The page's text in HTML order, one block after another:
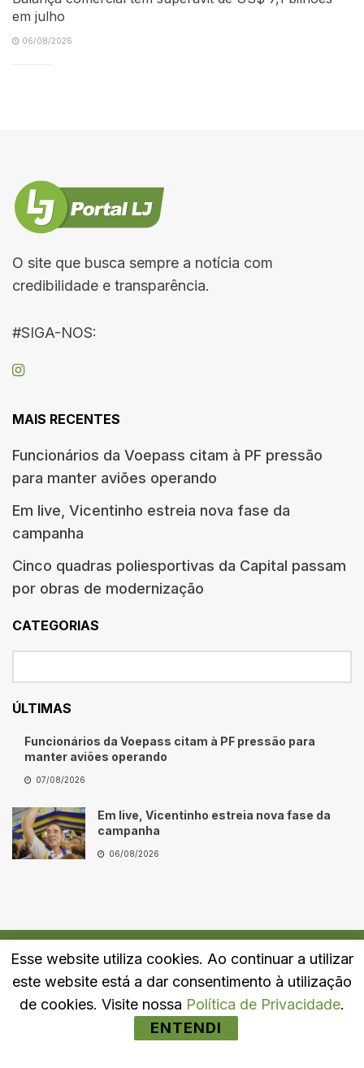
em julho
06/08/2026
O site que busca sempre a notícia com
credibilidade e transparência.
#SIGA-NOS:
MAIS RECENTES
Funcionários da Voepass citam à PF pressão
para manter aviões operando
Em live, Vicentinho estreia nova fase da
campanha
Cinco quadras poliesportivas da Capital passam
por obras de modernização
CATEGORIAS
ÚLTIMAS
Funcionários da Voepass citam à PF pressão para
manter aviões operando
07/08/2026
Em live, Vicentinho estreia nova fase da
campanha
06/08/2026
Quem Somos Fale Conosco Política de Privacidade
Esse website utiliza cookies. Ao continuar a utilizar
este website está a dar consentimento à utilização
de cookies. Visite nossa Política de Privacidade.
ENTENDI